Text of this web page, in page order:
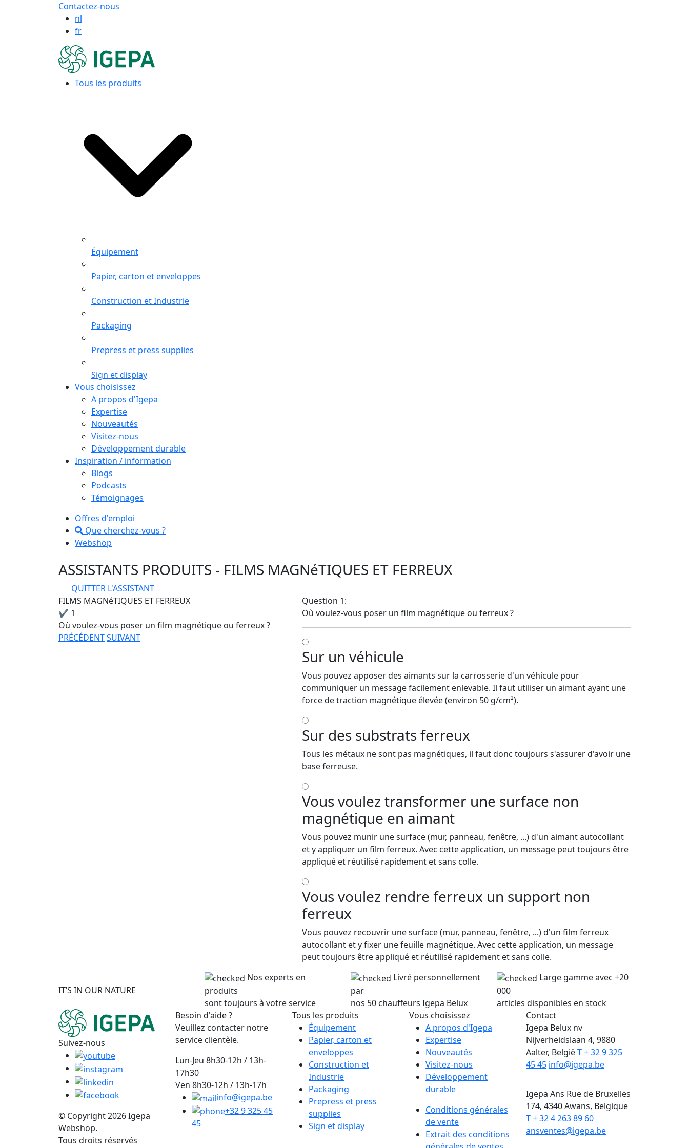
Contactez-nous
nl
fr
Tous les produits
Équipement
Papier, carton et enveloppes
Construction et Industrie
Packaging
Prepress et press supplies
Sign et display
Vous choisissez
A propos d'Igepa
Expertise
Nouveautés
Visitez-nous
Développement durable
Inspiration / information
Blogs
Podcasts
Témoignages
Offres d'emploi
Que cherchez-vous ?
Webshop
ASSISTANTS PRODUITS - FILMS MAGNéTIQUES ET FERREUX
QUITTER L'ASSISTANT
FILMS MAGNéTIQUES ET FERREUX
✔ 1
Où voulez-vous poser un film magnétique ou ferreux ?
PRÉCÉDENTSUIVANT
Question 1:
Où voulez-vous poser un film magnétique ou ferreux ?
Sur un véhicule
Vous pouvez apposer des aimants sur la carrosserie d'un véhicule pour
communiquer un message facilement enlevable. Il faut utiliser un aimant ayant une
force de traction magnétique élevée (environ 50 g/cm²).
Sur des substrats ferreux
Tous les métaux ne sont pas magnétiques, il faut donc toujours s'assurer d'avoir une
base ferreuse.
Vous voulez transformer une surface non
magnétique en aimant
Vous pouvez munir une surface (mur, panneau, fenêtre, ...) d'un aimant autocollant
et y appliquer un film ferreux. Avec cette application, un message peut toujours être
appliqué et réutilisé rapidement et sans colle.
Vous voulez rendre ferreux un support non
ferreux
Vous pouvez recouvrir une surface (mur, panneau, fenêtre, ...) d'un film ferreux
autocollant et y fixer une feuille magnétique. Avec cette application, un message
peut toujours être appliqué et réutilisé rapidement et sans colle.
IT’S IN OUR NATURE
Nos experts en
produits
sont toujours à votre service
Livré personnellement
par
nos 50 chauffeurs Igepa Belux
Large gamme avec +20
000
articles disponibles en stock
Suivez-nous
© Copyright 2026 Igepa
Webshop.
Tous droits réservés
Besoin d'aide ?
Veuillez contacter notre
service clientèle.
Lun-Jeu 8h30-12h / 13h-
17h30
Ven 8h30-12h / 13h-17h
info@igepa.be
+32 9 325 45
45
Tous les produits
Équipement
Papier, carton et
enveloppes
Construction et
Industrie
Packaging
Prepress et press
supplies
Sign et display
Vous choisissez
A propos d'Igepa
Expertise
Nouveautés
Visitez-nous
Développement
durable
Conditions générales
de vente
Extrait des conditions
Contact
Igepa Belux nv
Nijverheidslaan 4, 9880
Aalter, BelgiëT + 32 9 325
45 45 info@igepa.be
Igepa Ans Rue de Bruxelles
174, 4340 Awans, Belgique
T + 32 4 263 89 60
ansventes@igepa.be